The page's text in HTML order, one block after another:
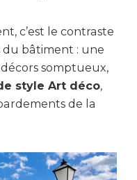
c’est le contraste
bâtiment : une
décors somptueux,
style Art déco,
de la